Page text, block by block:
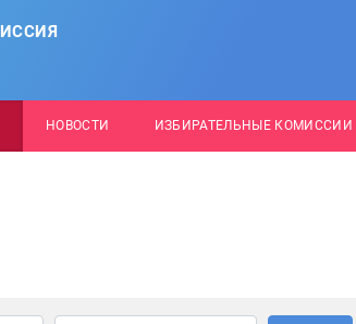
НОВОСТИ ИЗБИРАТЕЛЬНЫЕ КОМИССИИ